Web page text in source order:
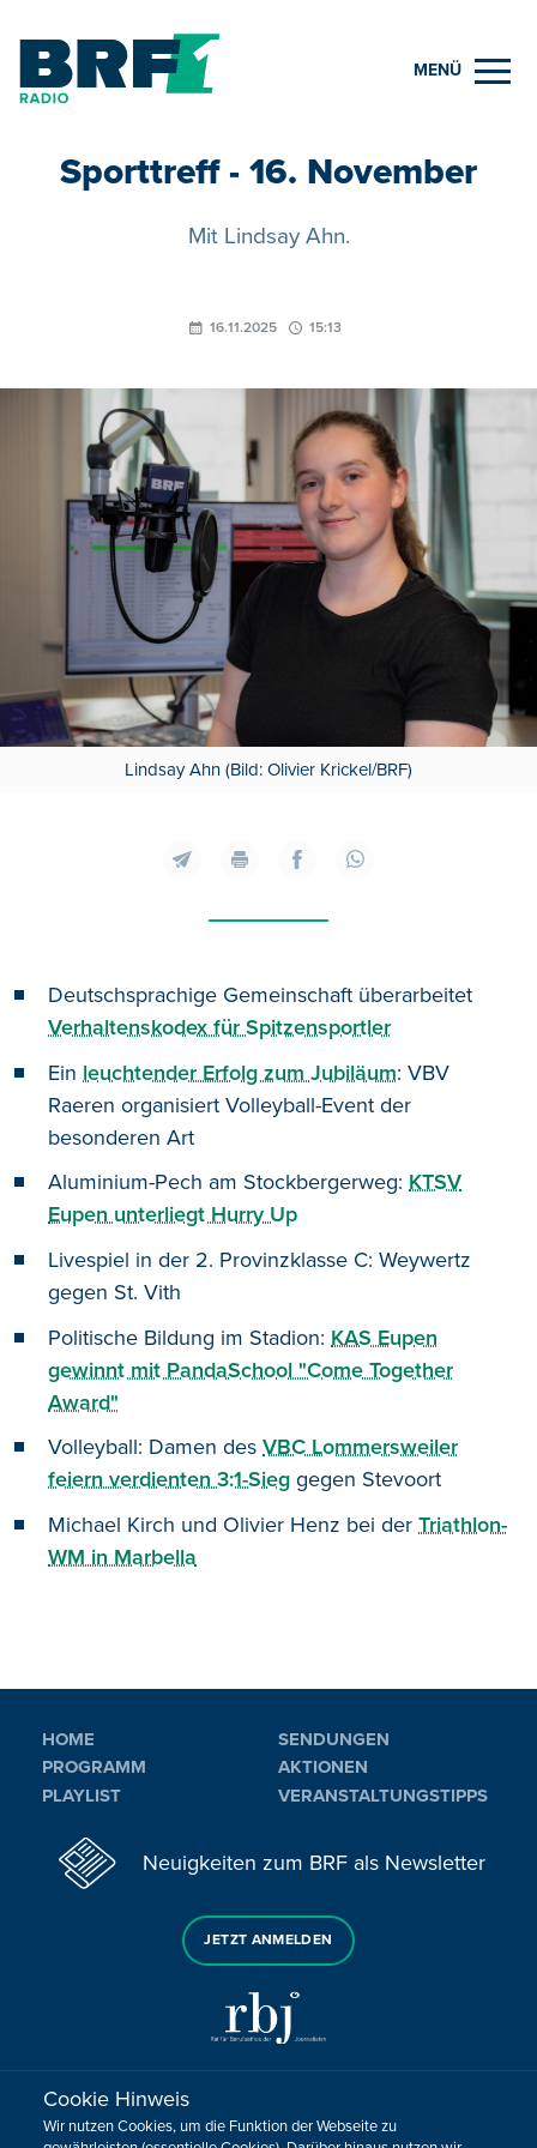
MENÜ
Sporttreff - 16. November
Mit Lindsay Ahn.
16.11.2025 15:13
Lindsay Ahn (Bild: Olivier Krickel/BRF)
Deutschsprachige Gemeinschaft überarbeitet
Verhaltenskodex für Spitzensportler
Ein leuchtender Erfolg zum Jubiläum: VBV
Raeren organisiert Volleyball-Event der
besonderen Art
Aluminium-Pech am Stockbergerweg: KTSV
Eupen unterliegt Hurry Up
Livespiel in der 2. Provinzklasse C: Weywertz
gegen St. Vith
Politische Bildung im Stadion: KAS Eupen
gewinnt mit PandaSchool "Come Together
Award"
Volleyball: Damen des VBC Lommersweiler
feiern verdienten 3:1-Sieg gegen Stevoort
Michael Kirch und Olivier Henz bei der Triathlon-
WM in Marbella
HOME
PROGRAMM
PLAYLIST
SENDUNGEN
AKTIONEN
VERANSTALTUNGSTIPPS
Neuigkeiten zum BRF als Newsletter
JETZT ANMELDEN
Sie haben noch Fragen oder Anmerkungen?
KONTAKTIEREN SIE UNS!
Cookie Hinweis
Wir nutzen Cookies, um die Funktion der Webseite zu